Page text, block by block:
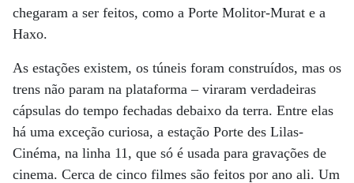
chegaram a ser feitos, como a Porte Molitor-Murat e a
Haxo.
As estações existem, os túneis foram construídos, mas os
trens não param na plataforma – viraram verdadeiras
cápsulas do tempo fechadas debaixo da terra. Entre elas
há uma exceção curiosa, a estação Porte des Lilas-
Cinéma, na linha 11, que só é usada para gravações de
cinema. Cerca de cinco filmes são feitos por ano ali. Um